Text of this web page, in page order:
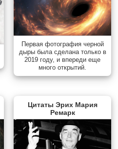
Первая фотография черной
дыры была сделана только в
2019 году, и впереди еще
много открытий.
Цитаты Эрих Мария
Ремарк